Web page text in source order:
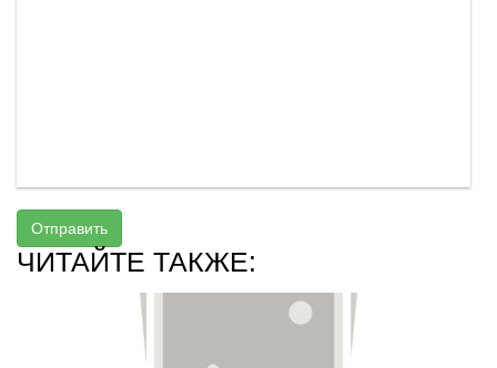
Отправить
ЧИТАЙТЕ ТАКЖЕ: